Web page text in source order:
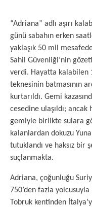
“Adriana” adlı aşırı
günü sabahın erken
yaklaşık 50 mil
Sahil Güvenliği’nin
verdi. Hayatta kalabilen
teknesinin batmasının
kurtarıldı. Gemi
cesedine ulaşıldı;
gemiyle birlikte sulara
kalanlardan dokuzu
tutuklandı ve haksız bir
suçlanmakta.
Adriana, çoğunluğu
750’den fazla
Tobruk kentinden